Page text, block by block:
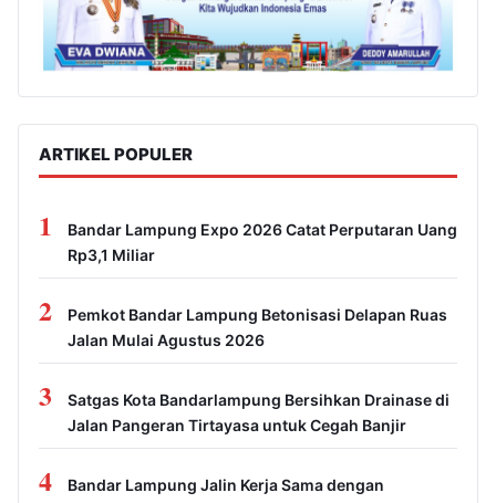
ARTIKEL POPULER
1
Bandar Lampung Expo 2026 Catat Perputaran Uang
Rp3,1 Miliar
2
Pemkot Bandar Lampung Betonisasi Delapan Ruas
Jalan Mulai Agustus 2026
3
Satgas Kota Bandarlampung Bersihkan Drainase di
Jalan Pangeran Tirtayasa untuk Cegah Banjir
4
Bandar Lampung Jalin Kerja Sama dengan